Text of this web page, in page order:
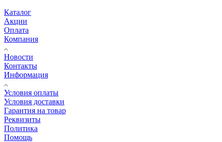
Каталог
Акции
Оплата
Компания
Новости
Контакты
Информация
Условия оплаты
Условия доставки
Гарантия на товар
Реквизиты
Политика
Помощь